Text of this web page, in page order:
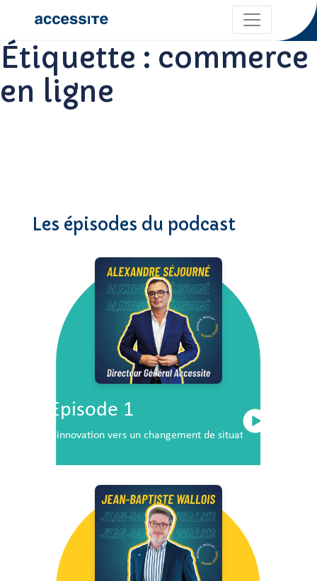
Étiquette : commerce
en ligne
Les épisodes du podcast
Episode 1
L’innovation vers un changement de situation